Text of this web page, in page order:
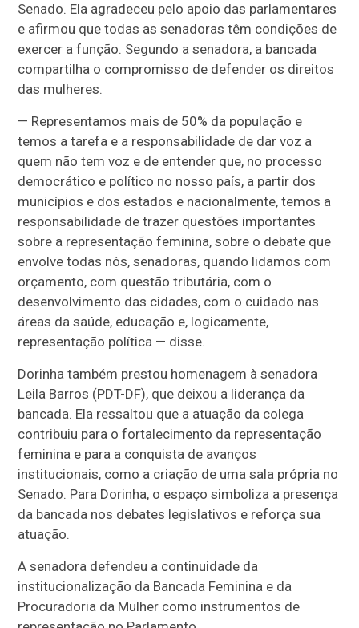
Senado. Ela agradeceu pelo apoio das parlamentares
e afirmou que todas as senadoras têm condições de
exercer a função. Segundo a senadora, a bancada
compartilha o compromisso de defender os direitos
das mulheres.
— Representamos mais de 50% da população e
temos a tarefa e a responsabilidade de dar voz a
quem não tem voz e de entender que, no processo
democrático e político no nosso país, a partir dos
municípios e dos estados e nacionalmente, temos a
responsabilidade de trazer questões importantes
sobre a representação feminina, sobre o debate que
envolve todas nós, senadoras, quando lidamos com
orçamento, com questão tributária, com o
desenvolvimento das cidades, com o cuidado nas
áreas da saúde, educação e, logicamente,
representação política — disse.
Dorinha também prestou homenagem à senadora
Leila Barros (PDT-DF), que deixou a liderança da
bancada. Ela ressaltou que a atuação da colega
contribuiu para o fortalecimento da representação
feminina e para a conquista de avanços
institucionais, como a criação de uma sala própria no
Senado. Para Dorinha, o espaço simboliza a presença
da bancada nos debates legislativos e reforça sua
atuação.
A senadora defendeu a continuidade da
institucionalização da Bancada Feminina e da
Procuradoria da Mulher como instrumentos de